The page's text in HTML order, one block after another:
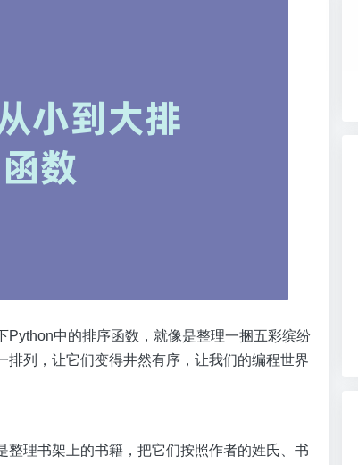
中的排序函数，就像是整理一捆五彩缤纷
列，让它们变得井然有序，让我们的编程世界
理书架上的书籍，把它们按照作者的姓氏、书